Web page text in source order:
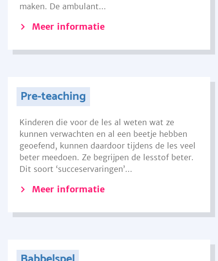
maken. De ambulant...
Meer informatie
Pre-teaching
Kinderen die voor de les al weten wat ze
kunnen verwachten en al een beetje hebben
geoefend, kunnen daardoor tijdens de les veel
beter meedoen. Ze begrijpen de lesstof beter.
Dit soort ‘succeservaringen’...
Meer informatie